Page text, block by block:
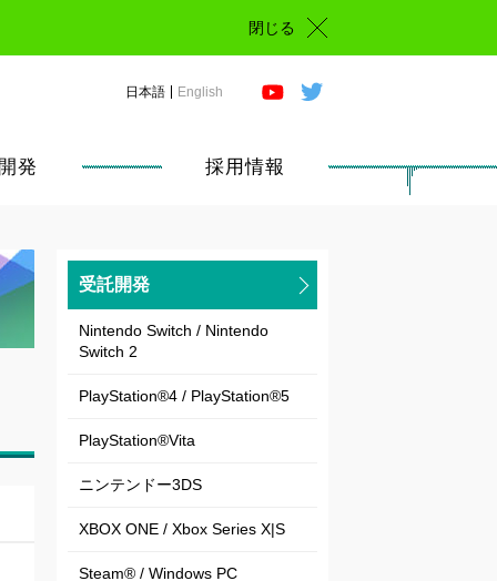
閉じる
日本語 English
発 採用情報
受託開発
Nintendo Switch / Nintendo
Switch 2
PlayStation®4 / PlayStation®5
PlayStation®Vita
ニンテンドー3DS
XBOX ONE / Xbox Series X|S
Steam® / Windows PC